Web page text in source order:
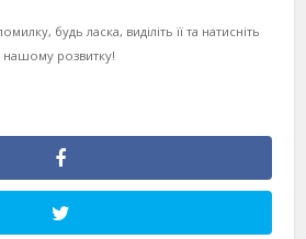
будь ласка, виділіть її та натисніть
розвитку!